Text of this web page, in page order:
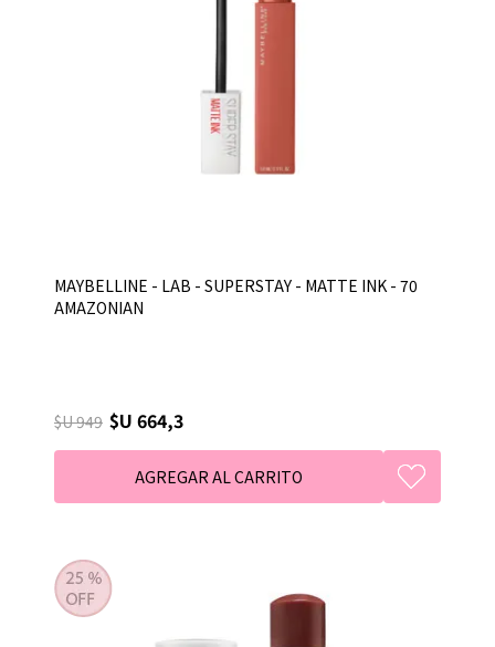
MAYBELLINE - LAB - SUPERSTAY - MATTE INK - 70
AMAZONIAN
$U 949 $U 664,3